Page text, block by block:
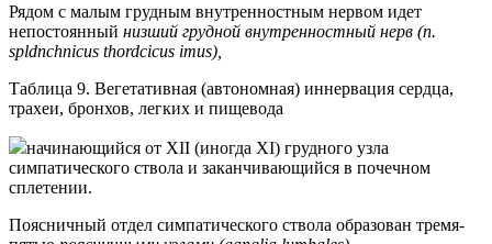
Рядом с малым грудным внутренностным нервом идет
непостоянный низший грудной внутренностный нерв (n.
spldnchnicus thordcicus imus),
Таблица 9. Вегетативная (автономная) иннервация сердца,
трахеи, бронхов, легких и пищевода
начинающийся от XII (иногда XI) грудного узла
симпатического ствола и заканчивающийся в почечном
сплетении.
Поясничный отдел симпатического ствола образован тремя-